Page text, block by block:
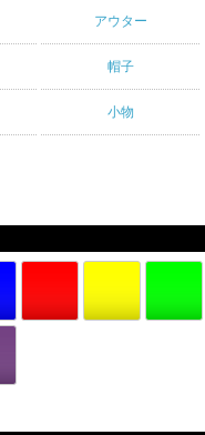
アウター
帽子
小物